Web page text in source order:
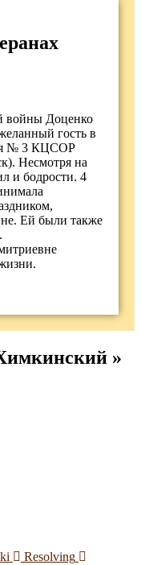
войны Доценко
гость в
№ 3 КЦСОР
Несмотря на
и бодрости. 4
Ей были также
»
Resolving